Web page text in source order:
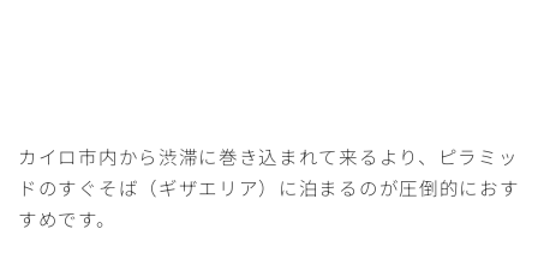
カイロ市内から渋滞に巻き込まれて来るより、ピラミッ
ドのすぐそば（ギザエリア）に泊まるのが圧倒的におす
すめです。